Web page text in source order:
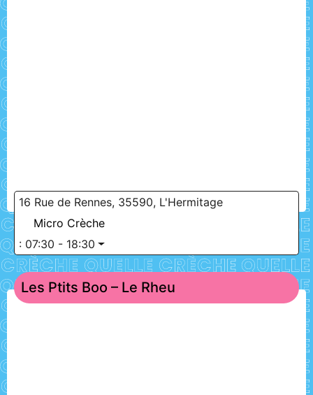
16 Rue de Rennes, 35590, L'Hermitage
Micro Crèche
: 07:30 - 18:30
Les Ptits Boo – Le Rheu